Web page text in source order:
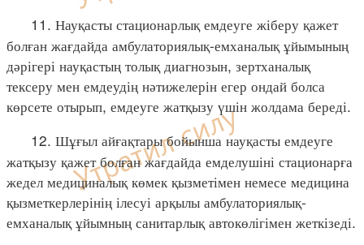
11. Науқасты стационарлық емдеуге жіберу қажет
болған жағдайда амбулаториялық-емханалық ұйымының
дәрігері науқастың толық диагнозын, зертханалық
тексеру мен емдеудің нәтижелерін егер ондай болса
көрсете отырып, емдеуге жатқызу үшін жолдама береді.
12. Шұғыл айғақтары бойынша науқасты емдеуге
жатқызу қажет болған жағдайда емделушіні стационарға
жедел медициналық көмек қызметімен немесе медицина
қызметкерлерінің ілесуі арқылы амбулаториялық-
емханалық ұйымның санитарлық автокөлігімен жеткізеді.